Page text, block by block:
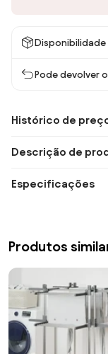
Disponibilidade
Pode devolver
Histórico de
Descrição de
Especificações
Produtos